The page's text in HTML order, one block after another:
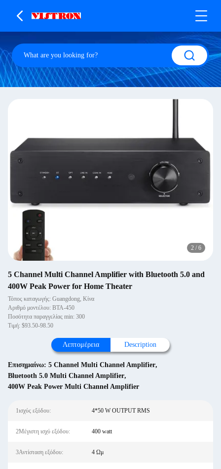
2 / 6
5 Channel Multi Channel Amplifier with Bluetooth 5.0 and
400W Peak Power for Home Theater
Τόπος καταγωγής: Guangdong, Κίνα
Αριθμό μοντέλου: ΒΤΑ-450
Ποσότητα παραγγελίας min: 300
Τιμή: $93.50-98.50
Λεπτομέρεια Description
Επισημαίνω: 5 Channel Multi Channel Amplifier,
Bluetooth 5.0 Multi Channel Amplifier,
400W Peak Power Multi Channel Amplifier
1ισχύς εξόδου: 4*50 W OUTPUT RMS
2Μέγιστη ισχύ εξόδου: 400 watt
3Αντίσταση εξόδου: 4 Ωμ